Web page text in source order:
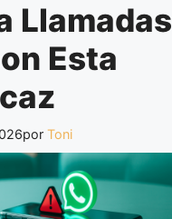
Llamadas
Esta
por Toni